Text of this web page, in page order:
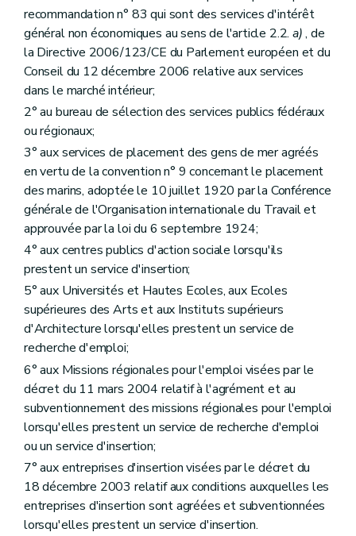
recommandation n° 83 qui sont des services d'intérêt
général non économiques au sens de l'article 2.2.a), de
la Directive 2006/123/CE du Parlement européen et du
Conseil du 12 décembre 2006 relative aux services
dans le marché intérieur;
2° au bureau de sélection des services publics fédéraux
ou régionaux;
3° aux services de placement des gens de mer agréés
en vertu de la convention n° 9 concernant le placement
des marins, adoptée le 10 juillet 1920 par la Conférence
générale de l'Organisation internationale du Travail et
approuvée par la loi du 6 septembre 1924;
4° aux centres publics d'action sociale lorsqu'ils
prestent un service d'insertion;
5° aux Universités et Hautes Ecoles, aux Ecoles
supérieures des Arts et aux Instituts supérieurs
d'Architecture lorsqu'elles prestent un service de
recherche d'emploi;
6° aux Missions régionales pour l'emploi visées par le
décret du 11 mars 2004 relatif à l'agrément et au
subventionnement des missions régionales pour l'emploi
lorsqu'elles prestent un service de recherche d'emploi
ou un service d'insertion;
7° aux entreprises d'insertion visées par le décret du
18 décembre 2003 relatif aux conditions auxquelles les
entreprises d'insertion sont agréées et subventionnées
lorsqu'elles prestent un service d'insertion.